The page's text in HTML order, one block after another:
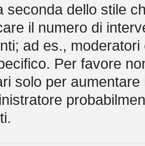
seconda dello stile
il numero di
ad es.,
Per favore
solo per